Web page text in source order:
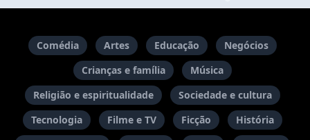
Comédia Artes Educação
Negócios
Crianças e família
Música
Religião e espiritualidade
Sociedade e cultura
Tecnologia
Filme e TV Ficção
História